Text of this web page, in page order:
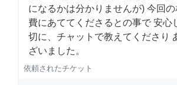
になるかは分かりませんが) 今回
費にあててくださるとの事で 安心
切に、チャットで教えてくださり
ざいました。
依頼されたチケット